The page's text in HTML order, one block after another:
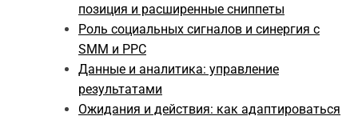
позиция и расширенные сниппеты
Роль социальных сигналов и синергия с
SMM и PPC
Данные и аналитика: управление
результатами
Ожидания и действия: как адаптироваться